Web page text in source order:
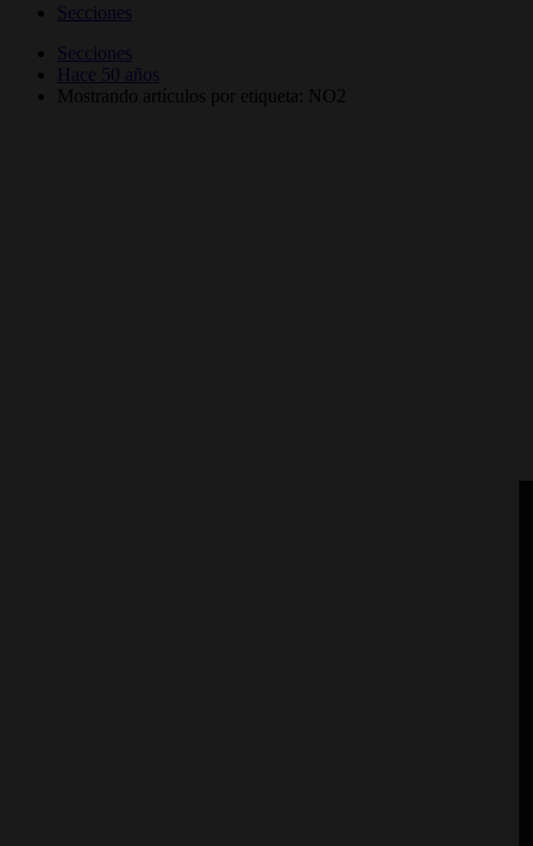
Secciones
Secciones
Hace 50 años
Mostrando artículos por etiqueta: NO2